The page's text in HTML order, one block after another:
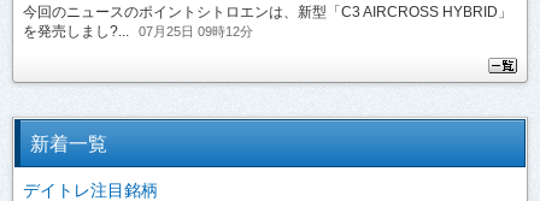
今回のニュースのポイントシトロエンは、新型「C3 AIRCROSS HYBRID」
を発売しまし?...
07月25日 09時12分
新着一覧
デイトレ注目銘柄